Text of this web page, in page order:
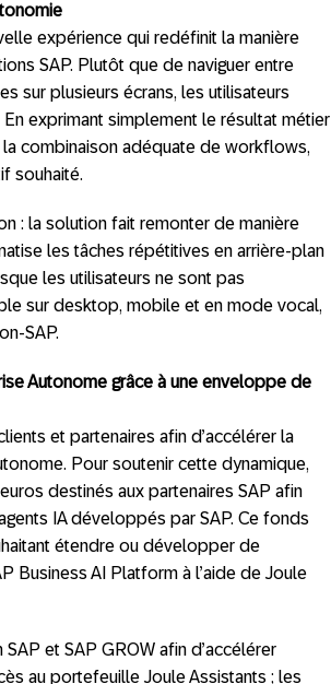
expérience qui redéfinit la manière
SAP. Plutôt que de naviguer entre
sur plusieurs écrans, les utilisateurs
exprimant simplement le résultat métier
combinaison adéquate de workflows,
souhaité.
: la solution fait remonter de manière
les tâches répétitives en arrière-plan
les utilisateurs ne sont pas
sur desktop, mobile et en mode vocal,
SAP.
Autonome grâce à une enveloppe de
et partenaires afin d’accélérer la
Pour soutenir cette dynamique,
destinés aux partenaires SAP afin
IA développés par SAP. Ce fonds
étendre ou développer de
Business AI Platform à l’aide de Joule
et SAP GROW afin d’accélérer
au portefeuille Joule Assistants ; les